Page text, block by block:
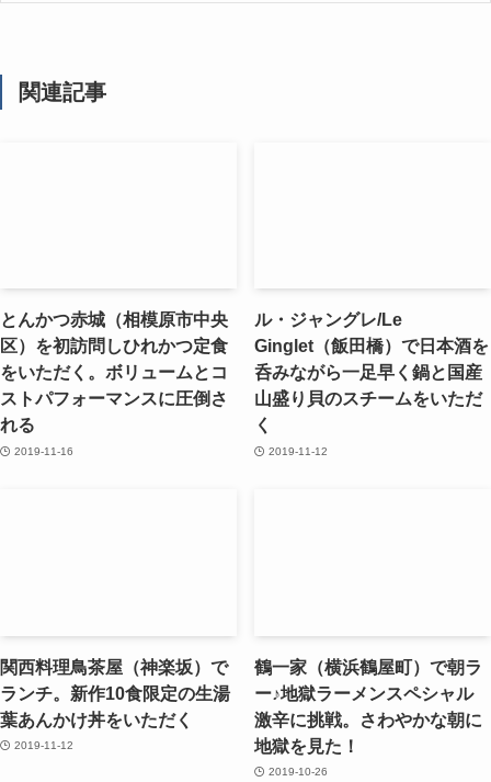
関連記事
とんかつ赤城（相模原市中央
区）を初訪問しひれかつ定食
をいただく。ボリュームとコ
ストパフォーマンスに圧倒さ
れる
2019-11-16
ル・ジャングレ/Le
Ginglet（飯田橋）で日本酒を
呑みながら一足早く鍋と国産
山盛り貝のスチームをいただ
く
2019-11-12
関西料理鳥茶屋（神楽坂）で
ランチ。新作10食限定の生湯
葉あんかけ丼をいただく
2019-11-12
鶴一家（横浜鶴屋町）で朝ラ
ー♪地獄ラーメンスペシャル
激辛に挑戦。さわやかな朝に
地獄を見た！
2019-10-26